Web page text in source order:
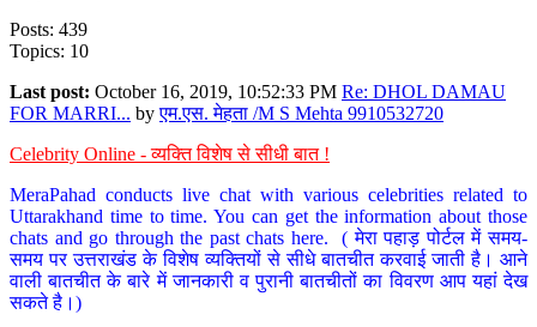
Posts: 439
Topics: 10
Last post: October 16, 2019, 10:52:33 PM Re: DHOL DAMAU
FOR MARRI... byएम.एस. मेहता /M S Mehta 9910532720
Celebrity Online - व्यक्ति विशेष से सीधी बात !
MeraPahad conducts live chat with various celebrities related to
Uttarakhand time to time. You can get the information about those
chats and go through the past chats here. ( मेरा पहाड़ पोर्टल में समय-
समय पर उत्तराखंड के विशेष व्यक्तियों से सीधे बातचीत करवाई जाती है। आने
वाली बातचीत के बारे में जानकारी व पुरानी बातचीतों का विवरण आप यहां देख
सकते है।)